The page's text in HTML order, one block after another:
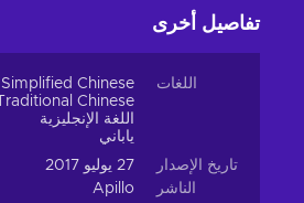
تفاصيل أخرى
اللغات
Simplified Chinese
Traditional Chinese
اللغة الإنجليزية
ياباني
تاريخ الإصدار
27 يوليو 2017
الناشر
Apillo